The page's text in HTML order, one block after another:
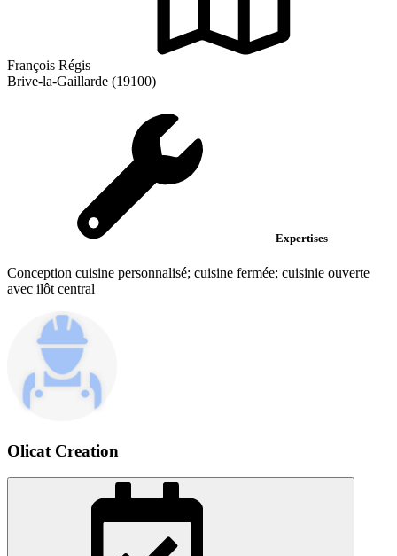
François Régis
Brive-la-Gaillarde (19100)
Expertises
Conception cuisine personnalisé; cuisine fermée; cuisinie ouverte
avec ilôt central
Olicat Creation